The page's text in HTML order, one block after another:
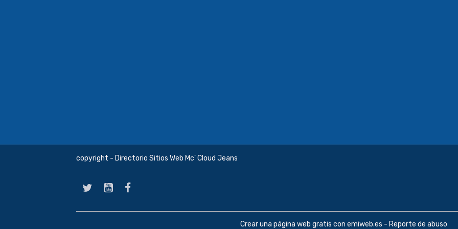
copyright - Directorio Sitios Web Mc' Cloud Jeans
Crear una página web gratis con emiweb.es - Reporte de abuso